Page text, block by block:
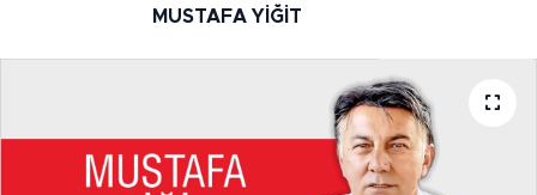
MUSTAFA YIĞIT